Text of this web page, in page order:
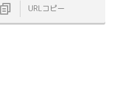
URLコピー